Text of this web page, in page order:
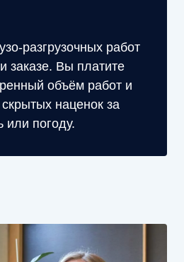
разгрузочных работ
заказе. Вы платите
объём работ и
наценок за
или погоду.